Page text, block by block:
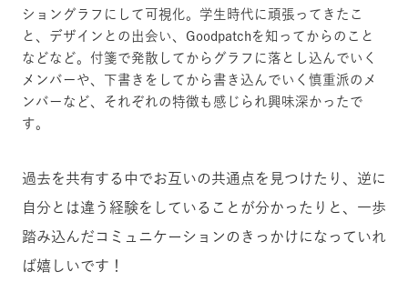
ショングラフにして可視化。学生時代に頑張ってきたこ
と、デザインとの出会い、Goodpatchを知ってからのこと
などなど。付箋で発散してからグラフに落とし込んでいく
メンバーや、下書きをしてから書き込んでいく慎重派のメ
ンバーなど、それぞれの特徴も感じられ興味深かったで
す。
過去を共有する中でお互いの共通点を見つけたり、逆に
自分とは違う経験をしていることが分かったりと、一歩
踏み込んだコミュニケーションのきっかけになっていれ
ば嬉しいです！